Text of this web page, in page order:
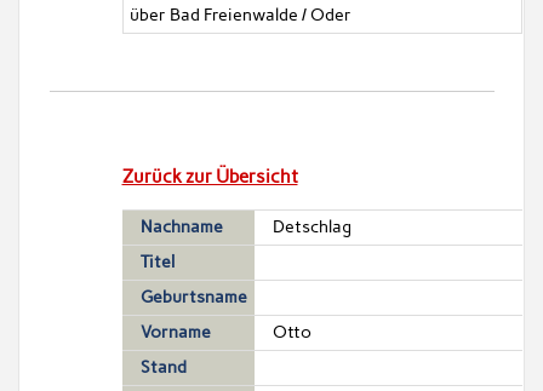
über Bad Freienwalde / Oder
Zurück zur Übersicht
Nachname
Detschlag
Titel
Geburtsname
Vorname
Otto
Stand